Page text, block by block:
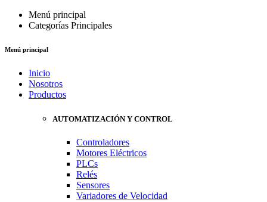
Menú principal
Categorías Principales
Menú principal
Inicio
Nosotros
Productos
AUTOMATIZACIÓN Y CONTROL
Controladores
Motores Eléctricos
PLCs
Relés
Sensores
Variadores de Velocidad